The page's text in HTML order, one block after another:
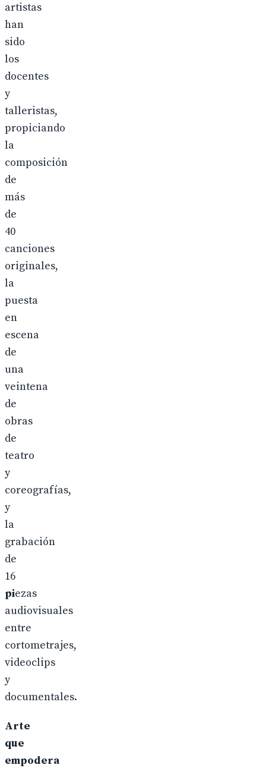
artistas
han
sido
los
docentes
y
talleristas,
propiciando
la
composición
de
más
de
40
canciones
originales,
la
puesta
en
escena
de
una
veintena
de
obras
de
teatro
y
coreografías,
y
la
grabación
de
16
piezas
audiovisuales
entre
cortometrajes,
videoclips
y
documentales.
Arte
que
empodera